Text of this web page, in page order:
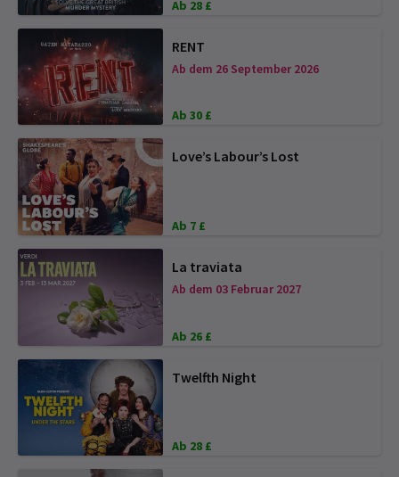
Ab 28 £
RENT
Ab dem 26 September 2026
Ab 30 £
Love’s Labour’s Lost
Ab 7 £
La traviata
Ab dem 03 Februar 2027
Ab 26 £
Twelfth Night
Ab 28 £